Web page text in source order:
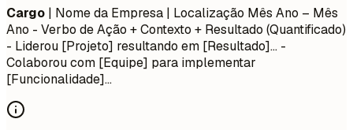
Cargo | Nome da Empresa | Localização Mês Ano – Mês
Ano - Verbo de Ação + Contexto + Resultado (Quantificado)
- Liderou [Projeto] resultando em [Resultado]... -
Colaborou com [Equipe] para implementar
[Funcionalidade]...